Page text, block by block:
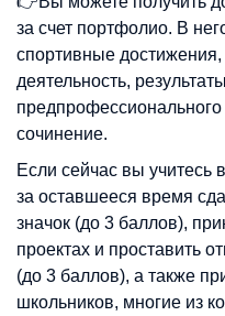
за счет портфолио. В
спортивные
деятельность,
предпрофессионального
сочинение.
Если сейчас вы учитесь
за оставшееся время
значок (до 3 баллов),
проектах и проставить
(до 3 баллов), а также
школьников, многие из